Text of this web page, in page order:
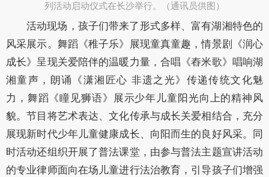
列活动启动仪式在长沙举行。（通讯员供图）
活动现场，孩子们带来了形式多样、富有湖湘特色的
风采展示。舞蹈《稚子乐》展现童真童趣，情景剧《润心
成长》呈现关爱陪伴的温暖力量，合唱《舂米歌》唱响湖
湘童声，朗诵《潇湘匠心 非遗之光》传递传统文化魅
力，舞蹈《瞳见狮语》展示少年儿童阳光向上的精神风
貌。节目将艺术表达、文化传承与成长关爱相结合，充分
展现新时代少年儿童健康成长、向阳而生的良好风采。同
时活动还组织开展了普法课堂，由参与普法主题宣讲活动
的专业律师面向在场儿童进行法治教育，引导孩子们增强